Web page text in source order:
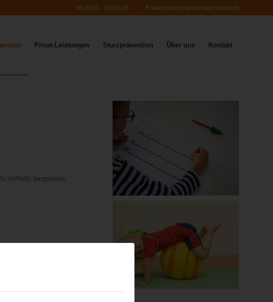
Tel. 0171 – 572 65 23 E-Mail info@ergotherapie-rainer.de
Privat-Leistungen Sturzprävention Über uns Kontakt
langsames